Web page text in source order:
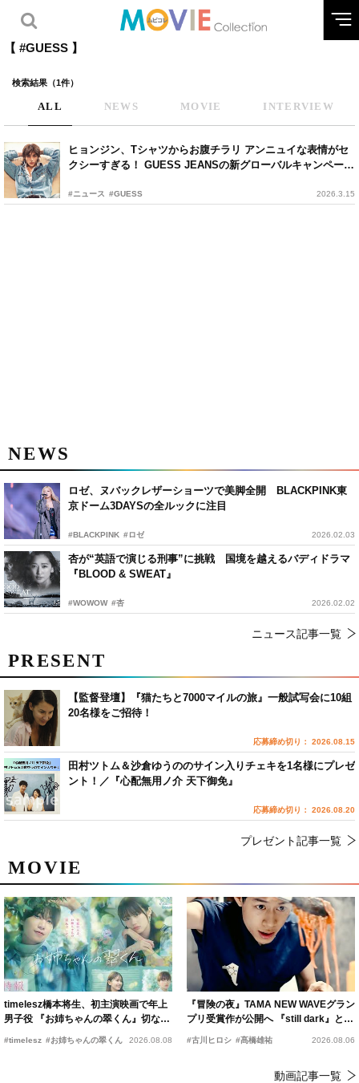
【 #GUESS 】
検索結果（1件）
ALL NEWS MOVIE INTERVIEW
ヒョンジン、Tシャツからお腹チラリ アンニュイな表情がセ
クシーすぎる！ GUESS JEANSの新グローバルキャンペーン
#ニュース #GUESS 2026.3.15
NEWS
ロゼ、ヌバックレザーショーツで美脚全開 BLACKPINK東
京ドーム3DAYSの全ルックに注目
#BLACKPINK #ロゼ 2026.02.03
杏が“英語で演じる刑事”に挑戦 国境を越えるバディドラマ
『BLOOD & SWEAT』
#WOWOW #杏 2026.02.02
ニュース記事一覧
MOVIE
timelesz橋本将生、初主演映画で年上
男子役 『お姉ちゃんの翠くん』切ない
恋の幕開けを予感
#timelesz #お姉ちゃんの翠くん 2026.08.08
『冒険の夜』TAMA NEW WAVEグラン
プリ受賞作が公開へ 『still dark』と同
時上映決定
#古川ヒロシ #髙橋雄祐 2026.08.06
動画記事一覧
PRESENT
【監督登壇】『猫たちと7000マイルの旅』一般試写会に10組
20名様をご招待！
応募締め切り： 2026.08.15
田村ツトム＆沙倉ゆうののサイン入りチェキを1名様にプレゼ
ント！／『心配無用ノ介 天下御免』
応募締め切り： 2026.08.20
プレゼント記事一覧